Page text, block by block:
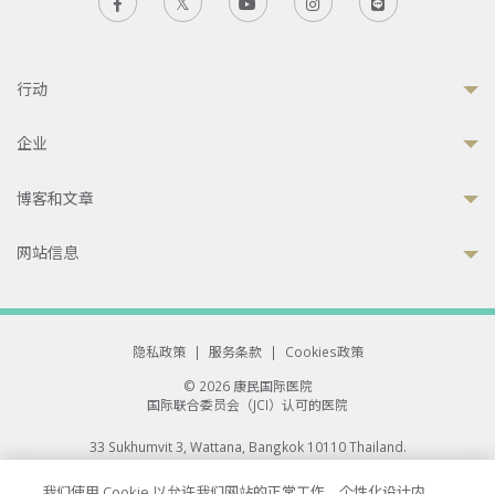
行动
企业
博客和文章
网站信息
隐私政策 | 服务条款 |
Cookies政策
© 2026 康民国际医院
国际联合委员会（JCI）认可的医院
33 Sukhumvit 3, Wattana, Bangkok 10110 Thailand.
All rights reserved.